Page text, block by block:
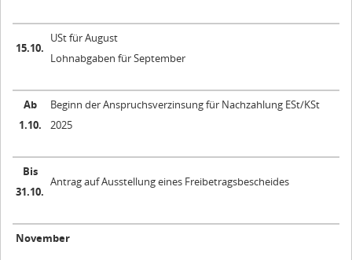
15.10.
USt für August
Lohnabgaben für September
Ab
1.10.
Beginn der Anspruchsverzinsung für Nachzahlung ESt/KSt
2025
Bis
31.10.
Antrag auf Ausstellung eines Freibetragsbescheides
November